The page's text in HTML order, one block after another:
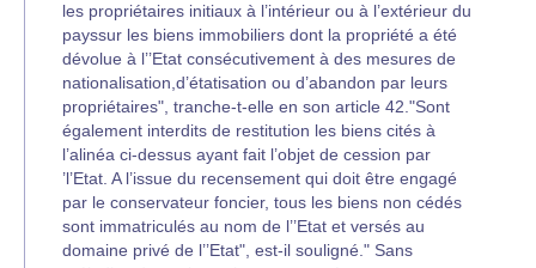
les propriétaires initiaux à l’intérieur ou à l’extérieur du
payssur les biens immobiliers dont la propriété a été
dévolue à l’’Etat consécutivement à des mesures de
nationalisation,d’étatisation ou d’abandon par leurs
propriétaires", tranche-t-elle en son article 42."Sont
également interdits de restitution les biens cités à
l’alinéa ci-dessus ayant fait l’objet de cession par
’l’Etat. A l’issue du recensement qui doit être engagé
par le conservateur foncier, tous les biens non cédés
sont immatriculés au nom de l’’Etat et versés au
domaine privé de l’’Etat", est-il souligné." Sans